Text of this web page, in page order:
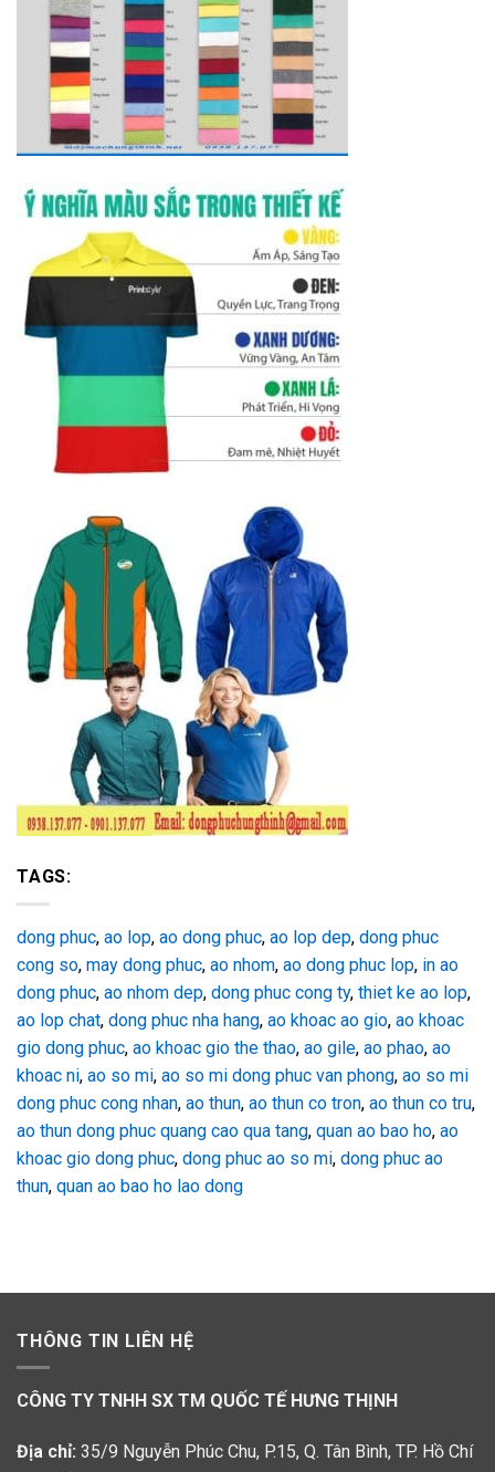
TAGS:
dong phuc, ao lop, ao dong phuc, ao lop dep, dong phuc
cong so, may dong phuc, ao nhom, ao dong phuc lop, in ao
dong phuc, ao nhom dep, dong phuc cong ty, thiet ke ao lop,
ao lop chat, dong phuc nha hang, ao khoac ao gio, ao khoac
gio dong phuc, ao khoac gio the thao, ao gile, ao phao, ao
khoac ni, ao so mi, ao so mi dong phuc van phong, ao so mi
dong phuc cong nhan, ao thun, ao thun co tron, ao thun co tru,
ao thun dong phuc quang cao qua tang, quan ao bao ho, ao
khoac gio dong phuc, dong phuc ao so mi, dong phuc ao
thun, quan ao bao ho lao dong
THÔNG TIN LIÊN HỆ
CÔNG TY TNHH SX TM QUỐC TẾ HƯNG THỊNH
Địa chỉ: 35/9 Nguyễn Phúc Chu, P.15, Q. Tân Bình, TP. Hồ Chí